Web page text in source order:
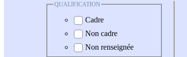
QUALIFICATION
Cadre
Non cadre
Non renseignée